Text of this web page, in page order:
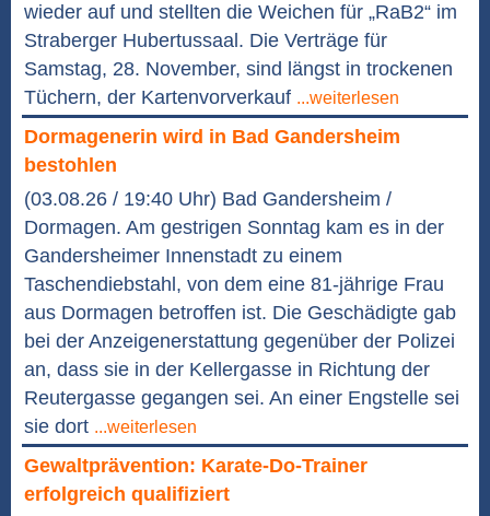
wieder auf und stellten die Weichen für „RaB2“ im
Straberger Hubertussaal. Die Verträge für
Samstag, 28. November, sind längst in trockenen
Tüchern, der Kartenvorverkauf ...weiterlesen
Dormagenerin wird in Bad Gandersheim
bestohlen
(03.08.26 / 19:40 Uhr) Bad Gandersheim /
Dormagen. Am gestrigen Sonntag kam es in der
Gandersheimer Innenstadt zu einem
Taschendiebstahl, von dem eine 81-jährige Frau
aus Dormagen betroffen ist. Die Geschädigte gab
bei der Anzeigenerstattung gegenüber der Polizei
an, dass sie in der Kellergasse in Richtung der
Reutergasse gegangen sei. An einer Engstelle sei
sie dort ...weiterlesen
Gewaltprävention: Karate-Do-Trainer
erfolgreich qualifiziert